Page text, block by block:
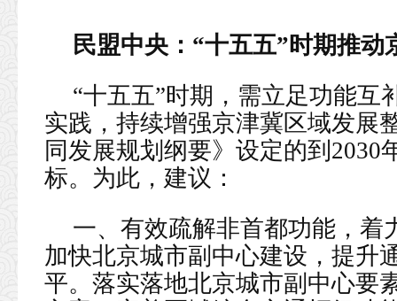
民盟中央：“十五五”时期推
“十五五”时期，需立足功能互
实践，持续增强京津冀区域发展
同发展规划纲要》设定的到
标。为此，建议：
一、有效疏解非首都功能，着
加快北京城市副中心建设，提升
平。落实落地北京城市副中心要